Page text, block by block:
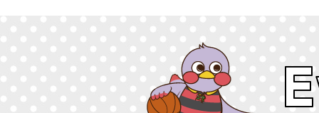
イベントカレンダー